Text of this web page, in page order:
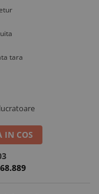
tara
IN COS